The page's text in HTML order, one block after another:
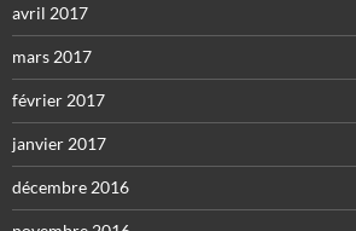
avril 2017
mars 2017
février 2017
janvier 2017
décembre 2016